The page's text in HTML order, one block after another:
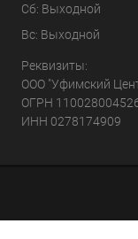
Сб: Выходной
Вс: Выходной
Реквизиты:
ООО "Уфимский
ОГРН
ИНН 0278174909